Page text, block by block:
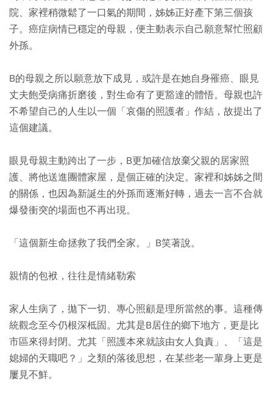
院、家裡稍微鬆了一口氣的期間，姊姊正好產下第三個孩
子。癌症病情已穩定的母親，便主動表示自己願意幫忙照顧
外孫。
B的母親之所以願意放下成見，或許是在她自身罹癌、眼見
丈夫飽受病痛折磨後，對生命有了更豁達的體悟。母親也許
不希望自己的人生以一個「哀傷的照護者」作結，故提出了
這個建議。
眼見母親主動跨出了一步，B更加確信放棄父親的居家照
護、將他送進團體家屋，是個正確的決定。家裡和姊姊之間
的關係，也因為新誕生的外孫而逐漸好轉，過去一言不合就
爆發衝突的場面也不再出現。
「這個新生命拯救了我們全家。」B笑著說。
親情的包袱，往往是情緒勒索
家人生病了，拋下一切、專心照顧是理所當然的事。這種傳
統觀念至今仍根深柢固。尤其是B居住的鄉下地方，更是比
市區來得封閉。尤其「照護本來就該由女人負責」、「這是
媳婦的天職吧？」之類的落後思想，在某些老一輩身上更是
屢見不鮮。